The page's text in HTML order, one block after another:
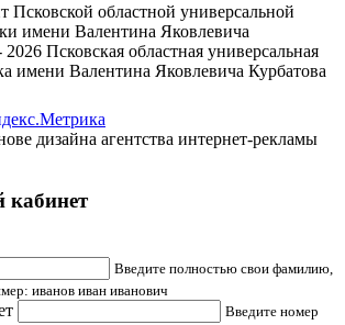
областной универсальной
имени Валентина Яковлевича
2026 Псковская областная универсальная
имени Валентина Яковлевича Курбатова
дизайна агентства интернет-рекламы
кабинет
Введите полностью свои фамилию,
иванов иван иванович
Введите номер